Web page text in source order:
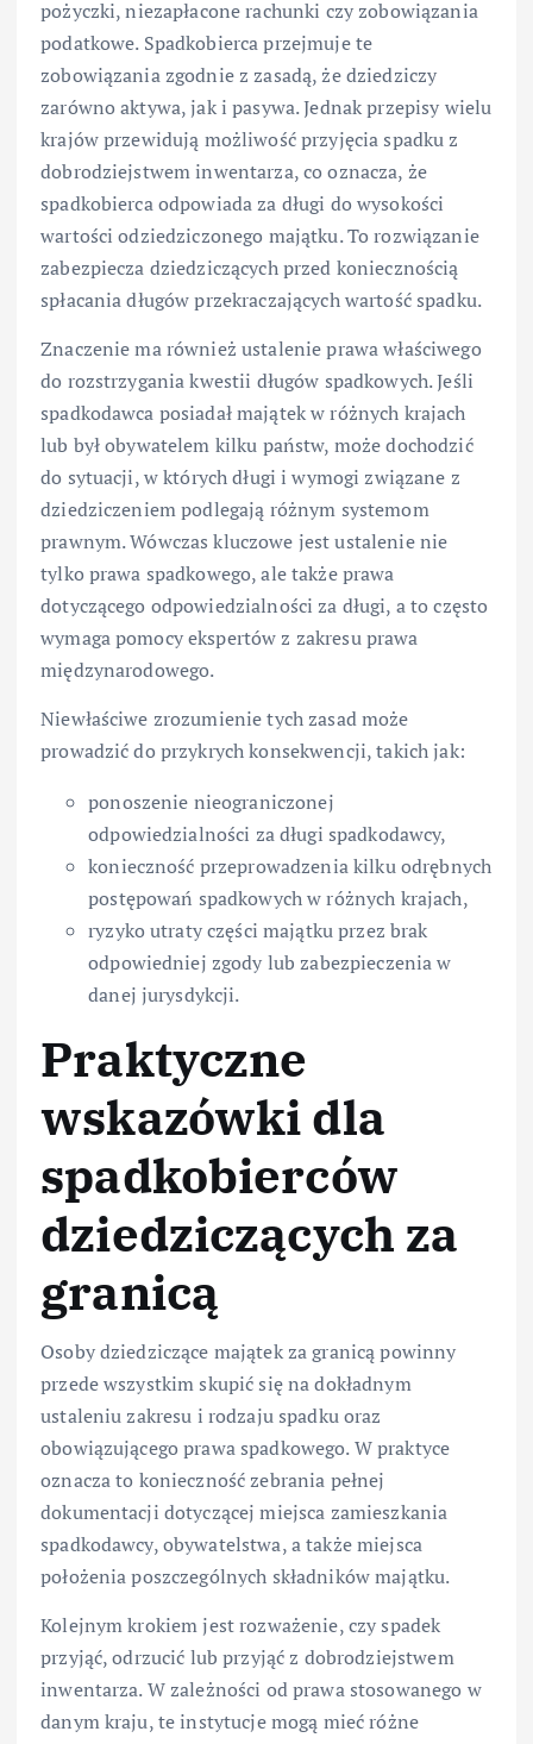
pożyczki, niezapłacone rachunki czy zobowiązania
podatkowe. Spadkobierca przejmuje te
zobowiązania zgodnie z zasadą, że dziedziczy
zarówno aktywa, jak i pasywa. Jednak przepisy wielu
krajów przewidują możliwość przyjęcia spadku z
dobrodziejstwem inwentarza, co oznacza, że
spadkobierca odpowiada za długi do wysokości
wartości odziedziczonego majątku. To rozwiązanie
zabezpiecza dziedziczących przed koniecznością
spłacania długów przekraczających wartość spadku.
Znaczenie ma również ustalenie prawa właściwego
do rozstrzygania kwestii długów spadkowych. Jeśli
spadkodawca posiadał majątek w różnych krajach
lub był obywatelem kilku państw, może dochodzić
do sytuacji, w których długi i wymogi związane z
dziedziczeniem podlegają różnym systemom
prawnym. Wówczas kluczowe jest ustalenie nie
tylko prawa spadkowego, ale także prawa
dotyczącego odpowiedzialności za długi, a to często
wymaga pomocy ekspertów z zakresu prawa
międzynarodowego.
Niewłaściwe zrozumienie tych zasad może
prowadzić do przykrych konsekwencji, takich jak:
ponoszenie nieograniczonej
odpowiedzialności za długi spadkodawcy,
konieczność przeprowadzenia kilku odrębnych
postępowań spadkowych w różnych krajach,
ryzyko utraty części majątku przez brak
odpowiedniej zgody lub zabezpieczenia w
danej jurysdykcji.
Praktyczne
wskazówki dla
spadkobierców
dziedziczących za
granicą
Osoby dziedziczące majątek za granicą powinny
przede wszystkim skupić się na dokładnym
ustaleniu zakresu i rodzaju spadku oraz
obowiązującego prawa spadkowego. W praktyce
oznacza to konieczność zebrania pełnej
dokumentacji dotyczącej miejsca zamieszkania
spadkodawcy, obywatelstwa, a także miejsca
położenia poszczególnych składników majątku.
Kolejnym krokiem jest rozważenie, czy spadek
przyjąć, odrzucić lub przyjąć z dobrodziejstwem
inwentarza. W zależności od prawa stosowanego w
danym kraju, te instytucje mogą mieć różne